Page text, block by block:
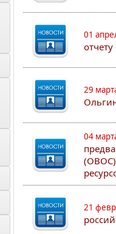
01
29
04
21